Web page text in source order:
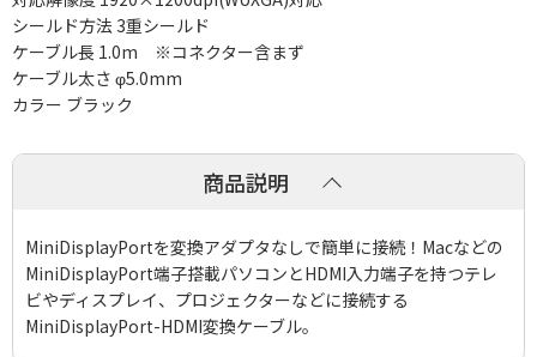
シールド方法 3重シールド
ケーブル長 1.0m ※コネクター含まず
ケーブル太さ φ5.0mm
カラー ブラック
商品説明
MiniDisplayPortを変換アダプタなしで簡単に接続！Macなどの
MiniDisplayPort端子搭載パソコンとHDMI入力端子を持つテレ
ビやディスプレイ、プロジェクターなどに接続する
MiniDisplayPort-HDMI変換ケーブル。